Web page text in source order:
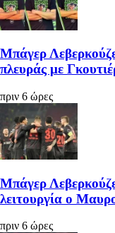
Μπάγερ
πλευράς με
πριν 6 ώρες
Μπάγερ
λειτουργία ο
πριν 6 ώρες